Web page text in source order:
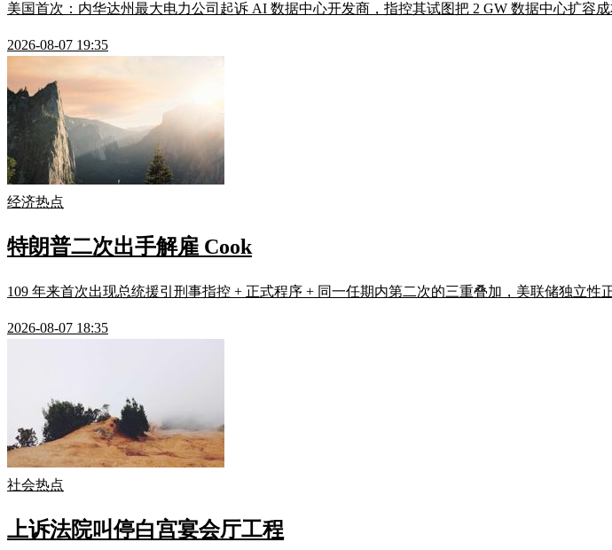
美国首次：内华达州最大电力公司起诉 AI 数据中心开发商，指控其试图把 2 GW 数据中心扩容
2026-08-07 19:35
经济热点
特朗普二次出手解雇 Cook
109 年来首次出现总统援引刑事指控 + 正式程序 + 同一任期内第二次的三重叠加，美联储独立性
2026-08-07 18:35
社会热点
上诉法院叫停白宫宴会厅工程